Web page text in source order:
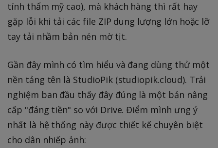
tính thẩm mỹ cao), mà khách hàng thì rất hay
gặp lỗi khi tải các file ZIP dung lượng lớn hoặc lỡ
tay tải nhầm bản nén mờ tịt.
Gần đây mình có tìm hiểu và đang dùng thử một
nền tảng tên là StudioPik (studiopik.cloud). Trải
nghiệm ban đầu thấy đây đúng là một bản nâng
cấp "đáng tiền" so với Drive. Điểm mình ưng ý
nhất là hệ thống này được thiết kế chuyên biệt
cho dân nhiếp ảnh: